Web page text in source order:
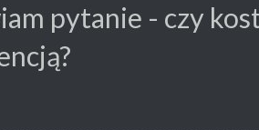
pytanie - czy